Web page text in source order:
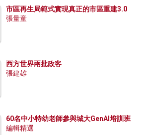
市區再生局範式實現真正的市區重建3.0
張量童
西方世界兩批政客
張建雄
60名中小特幼老師參與城大GenAI培訓班
編輯精選